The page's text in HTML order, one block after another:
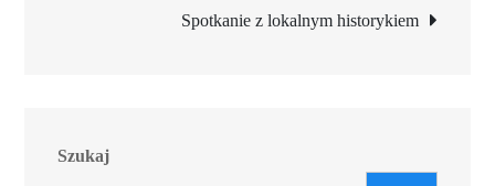
Spotkanie z lokalnym historykiem
Szukaj